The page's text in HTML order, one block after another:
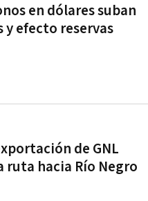
en dólares suban
y efecto reservas
de GNL
hacia Río Negro